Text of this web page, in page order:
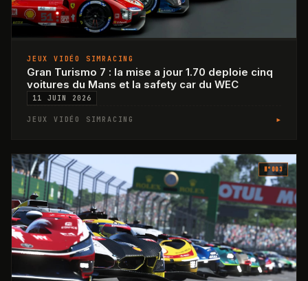
JEUX VIDÉO SIMRACING
Gran Turismo 7 : la mise a jour 1.70 deploie cinq
voitures du Mans et la safety car du WEC
11 JUIN 2026
JEUX VIDÉO SIMRACING ▸
N°003